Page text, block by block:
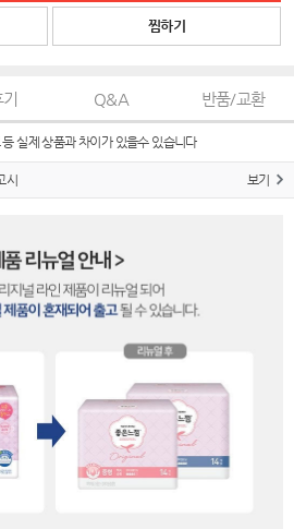
찜하기
Q&A 반품/교환
실제 상품과 차이가 있을수 있습니다
시 보기